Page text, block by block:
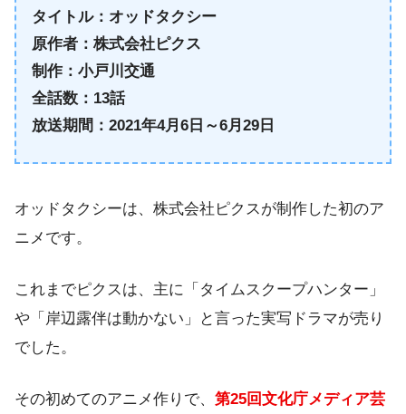
タイトル：オッドタクシー
原作者：株式会社ピクス
制作：小戸川交通
全話数：13話
放送期間：2021年4月6日～6月29日
オッドタクシーは、株式会社ピクスが制作した初のア
ニメです。
これまでピクスは、主に「タイムスクープハンター」
や「岸辺露伴は動かない」と言った実写ドラマが売り
でした。
その初めてのアニメ作りで、 第25回文化庁メディア芸